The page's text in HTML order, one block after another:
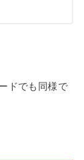
ドでも同様で